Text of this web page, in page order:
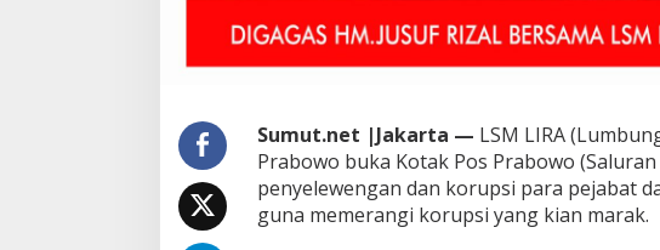
B
S
A
L
U
Sumut.net |Jakarta — LSM LIRA
Prabowo buka Kotak Pos Prabowo
penyelewengan dan korupsi para pejabat
guna memerangi korupsi yang kian marak.